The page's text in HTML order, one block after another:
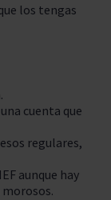
los tengas
cuenta que
regulares,
aunque hay